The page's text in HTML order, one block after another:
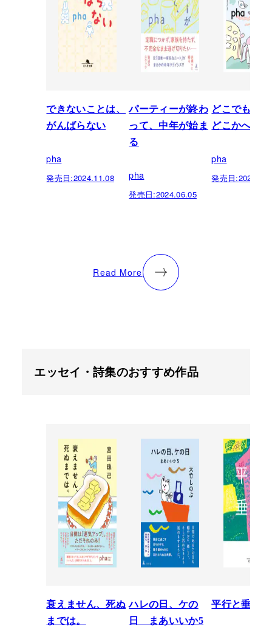
できないことは、
がんばらない
pha
発売日:2024.11.08
パーティーが終わ
って、中年が始ま
る
pha
発売日:2024.06.05
どこでもい
どこかへ行
pha
発売日:
Read More
エッセイ・詩集のおすすめ作品
衰えません、死ぬ
までは。
ハレの日、ケの
日 まあいいか5
平行と垂直